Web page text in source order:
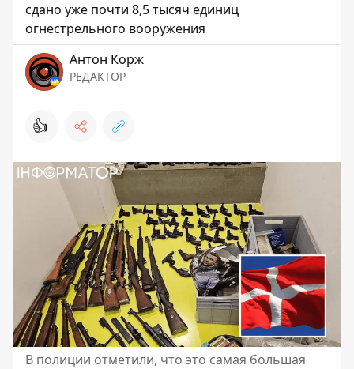
сдано уже почти 8,5 тысяч единиц
огнестрельного вооружения
Антон Корж
РЕДАКТОР
👍
В полиции отметили, что это самая большая